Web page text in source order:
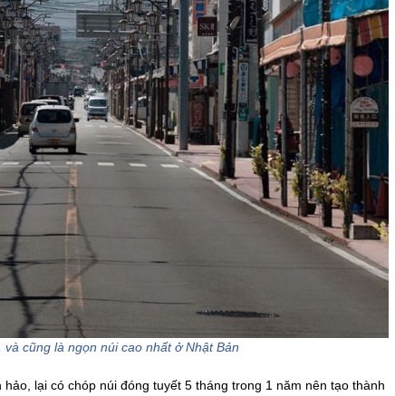
cũng là ngọn núi cao nhất ở Nhật Bản
lại có chóp núi đóng tuyết 5 tháng trong 1 năm nên tạo thành